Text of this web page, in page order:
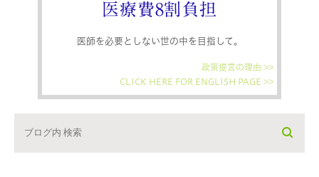
医療費8割負担
医師を必要としない世の中を目指して。
政策提言の理由 >>
CLICK HERE FOR ENGLISH PAGE >>